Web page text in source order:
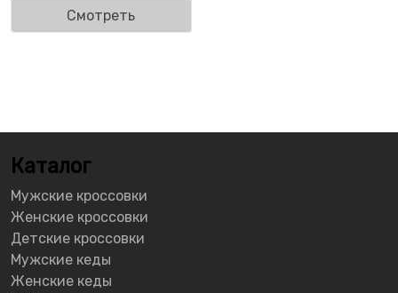
Смотреть
Каталог
Мужские кроссовки
Женские кроссовки
Детские кроссовки
Мужские кеды
Женские кеды